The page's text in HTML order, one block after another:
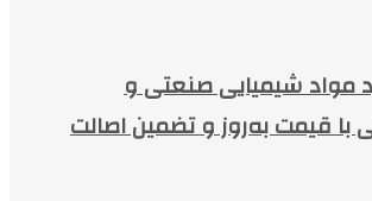
مواد شیمیایی صنعتی و
با قیمت به‌روز و تضمین اصالت